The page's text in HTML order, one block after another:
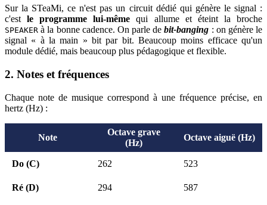
Sur la STeaMi, ce n'est pas un circuit dédié qui génère le signal :
c'estle programme lui-même qui allume et éteint la broche
SPEAKER à la bonne cadence. On parle debit-banging : on génère le
signal « à la main » bit par bit. Beaucoup moins efficace qu'un
module dédié, mais beaucoup plus pédagogique et flexible.
2. Notes et fréquences
Chaque note de musique correspond à une fréquence précise, en
hertz (Hz) :
Note
Octave grave
(Hz)
Octave aiguë (Hz)
Do (C) 262 523
Ré (D) 294 587